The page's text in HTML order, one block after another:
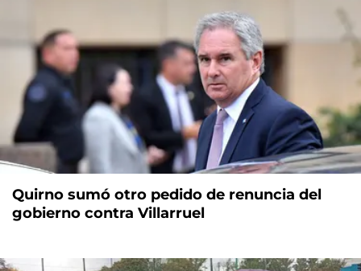
Quirno sumó otro pedido de renuncia del
gobierno contra Villarruel